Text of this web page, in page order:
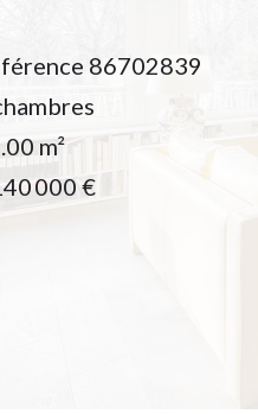
86702839
m²
000 €